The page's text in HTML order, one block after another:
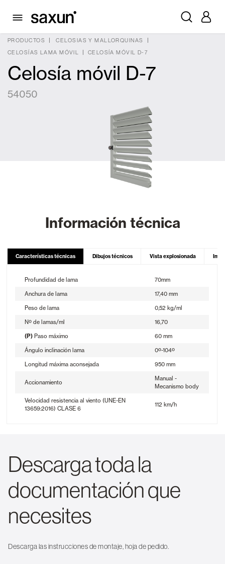
PRODUCTOS
CELOSIAS Y MALLORQUINAS
CELOSÍAS LAMA MÓVIL
CELOSÍA MÓVIL D-7
Celosía móvil D-7
54050
Información técnica
Características técnicas Dibujos técnicos Vista explosionada
Profundidad de lama
70mm
Anchura de lama
17,40 mm
Peso de lama
0,52 kg/ml
Nº de lamas/ml
16,70
(P) Paso máximo
60 mm
Ángulo inclinación lama
0º-104º
Longitud máxima aconsejada
950 mm
Accionamiento
Manual -
Mecanismo body
Velocidad resistencia al viento (UNE-EN
13659:2016) CLASE 6
112 km/h
Descarga toda la
documentación que
necesites
Descarga las instrucciones de montaje, hoja de pedido.